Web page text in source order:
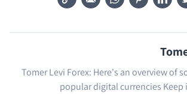
Tomer Levi Forex: Here's an overview of
popular digital currencies